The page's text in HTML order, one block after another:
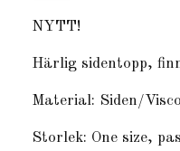
NYTT!
Härlig sidentopp,
Material: Siden/
Storlek: One size,